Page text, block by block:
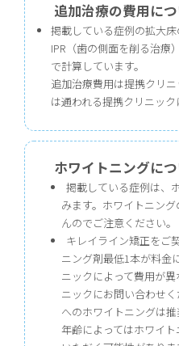
追加治療の費用に
掲載している症例の拡大床
IPR（歯の側面を削る治療
で計算しています。
追加治療費用は提携クリ
は通われる提携クリニック
ホワイトニングに
掲載している症例は、
みます。ホワイトニン
んのでご注意ください。
キレイライン矯正をご
ニング剤最低1本が料金
ニックによって費用が
ニックにお問い合わせ
へのホワイトニングは推
年齢によってはホワイ